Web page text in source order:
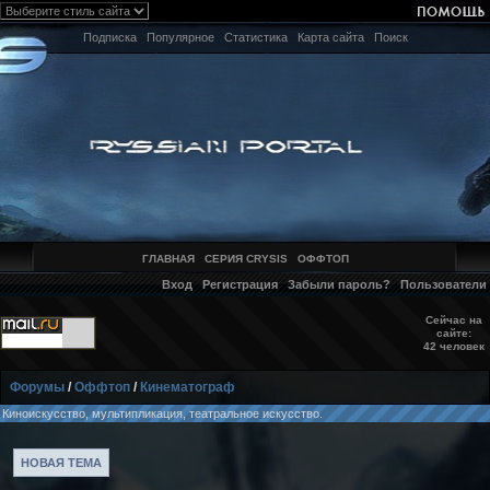
Подписка Популярное Статистика Карта сайта Поиск
ГЛАВНАЯ СЕРИЯ CRYSIS ОФФТОП
Вход Регистрация Забыли пароль? Пользователи
Сейчас на
сайте:
42 человек
Форумы /Оффтоп / Кинематограф
Киноискусство, мультипликация, театральное искусство.
НОВАЯ ТЕМА